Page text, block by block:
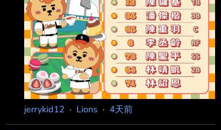
jerrykid12 · Lions · 4天前